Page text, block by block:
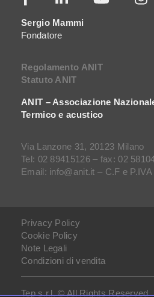
Sergio Mammi
Fondatore
Regolamento ANIT
Statuto ANIT
ANIT – Associazione
Termico e acustico
Via Lanzone 31, 20123 Milano
Tel: 02 89415126 – fax: 02
Email: info@anit.it – C.F e
Tep s.r.l. © All Rights Reserved
Privacy Policy
Cookie Policy
Note Legali
Condizioni di vendita